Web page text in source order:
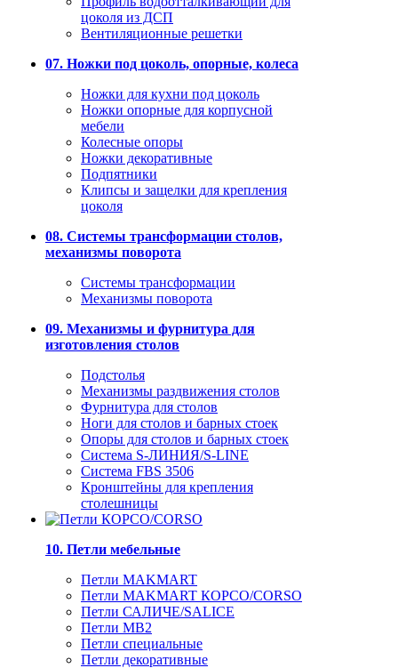
цоколя из ДСП
Вентиляционные решетки
07. Ножки под цоколь, опорные, колеса
Ножки для кухни под цоколь
Ножки опорные для корпусной
мебели
Колесные опоры
Ножки декоративные
Подпятники
Клипсы и защелки для крепления
цоколя
08. Системы трансформации столов,
механизмы поворота
Системы трансформации
Механизмы поворота
09. Механизмы и фурнитура для
изготовления столов
Подстолья
Механизмы раздвижения столов
Фурнитура для столов
Ноги для столов и барных стоек
Опоры для столов и барных стоек
Система S-ЛИНИЯ/S-LINE
Система FBS 3506
Кронштейны для крепления
столешницы
10. Петли мебельные
Петли MAKMART
Петли MAKMART КОРСО/CORSO
Петли САЛИЧЕ/SALICE
Петли MB2
Петли специальные
Петли декоративные